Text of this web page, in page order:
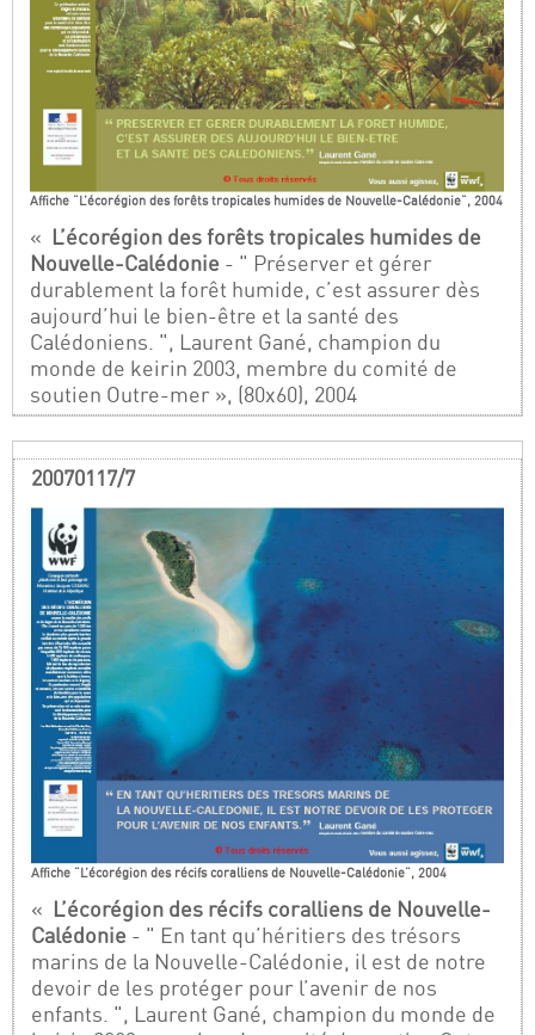
Affiche "L’écorégion des forêts tropicales humides de Nouvelle-Calédonie", 2004
« L’écorégion des forêts tropicales humides de
Nouvelle-Calédonie - " Préserver et gérer
durablement la forêt humide, c’est assurer dès
aujourd’hui le bien-être et la santé des
Calédoniens. ", Laurent Gané, champion du
monde de keirin 2003, membre du comité de
soutien Outre-mer », (80x60), 2004
20070117/7
Affiche "L’écorégion des récifs coralliens de Nouvelle-Calédonie", 2004
« L’écorégion des récifs coralliens de Nouvelle-
Calédonie - " En tant qu’héritiers des trésors
marins de la Nouvelle-Calédonie, il est de notre
devoir de les protéger pour l’avenir de nos
enfants. ", Laurent Gané, champion du monde de